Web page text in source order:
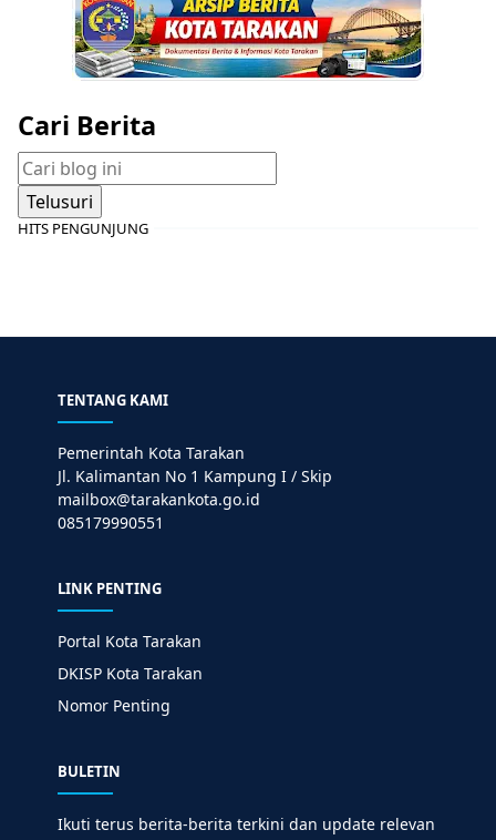
Cari Berita
HITS PENGUNJUNG
TENTANG KAMI
Pemerintah Kota Tarakan
Jl. Kalimantan No 1 Kampung I / Skip
mailbox@tarakankota.go.id
085179990551
LINK PENTING
Portal Kota Tarakan
DKISP Kota Tarakan
Nomor Penting
BULETIN
Ikuti terus berita-berita terkini dan update relevan